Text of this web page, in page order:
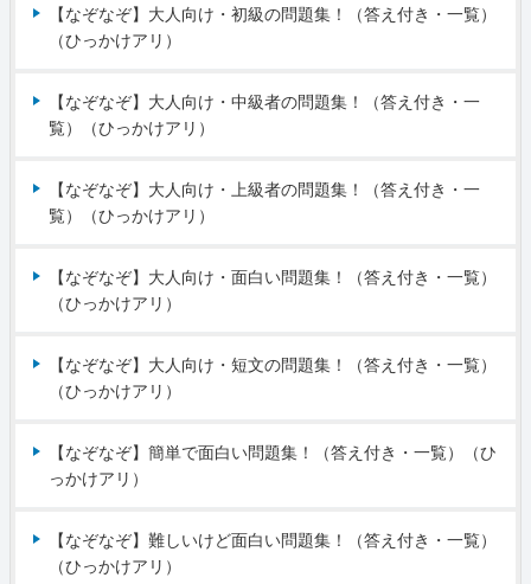
【なぞなぞ】大人向け・初級の問題集！（答え付き・一覧）
（ひっかけアリ）
【なぞなぞ】大人向け・中級者の問題集！（答え付き・一
覧）（ひっかけアリ）
【なぞなぞ】大人向け・上級者の問題集！（答え付き・一
覧）（ひっかけアリ）
【なぞなぞ】大人向け・面白い問題集！（答え付き・一覧）
（ひっかけアリ）
【なぞなぞ】大人向け・短文の問題集！（答え付き・一覧）
（ひっかけアリ）
【なぞなぞ】簡単で面白い問題集！（答え付き・一覧）（ひ
っかけアリ）
【なぞなぞ】難しいけど面白い問題集！（答え付き・一覧）
（ひっかけアリ）